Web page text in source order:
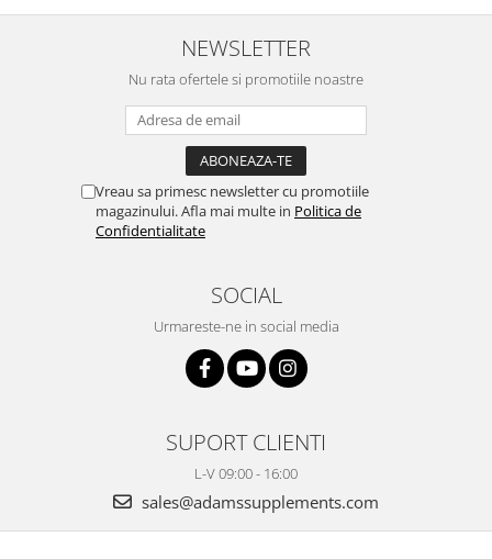
NEWSLETTER
Nu rata ofertele si promotiile noastre
Vreau sa primesc newsletter cu promotiile
magazinului. Afla mai multe in Politica de
Confidentialitate
SOCIAL
Urmareste-ne in social media
SUPORT CLIENTI
L-V 09:00 - 16:00
sales@adamssupplements.com